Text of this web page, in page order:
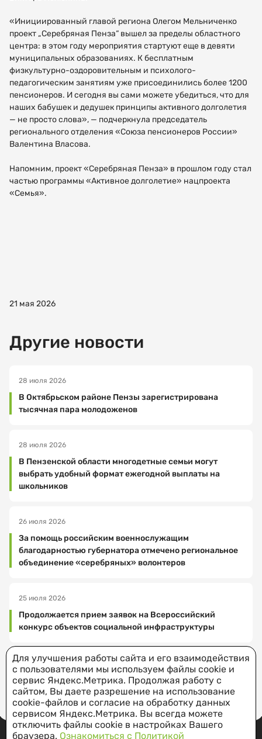
«Инициированный главой региона Олегом Мельниченко
проект „Серебряная Пенза“ вышел за пределы областного
центра: в этом году мероприятия стартуют еще в девяти
муниципальных образованиях. К бесплатным
физкультурно-оздоровительным и психолого-
педагогическим занятиям уже присоединились более 1200
пенсионеров. И сегодня вы сами можете убедиться, что для
наших бабушек и дедушек принципы активного долголетия
— не просто слова», — подчеркнула председатель
регионального отделения «Союза пенсионеров России»
Валентина Власова.
Напомним, проект «Серебряная Пенза» в прошлом году стал
частью программы «Активное долголетие» нацпроекта
«Семья».
21 мая 2026
Другие новости
28 июля 2026
В Октябрьском районе Пензы зарегистрирована
тысячная пара молодоженов
28 июля 2026
В Пензенской области многодетные семьи могут
выбрать удобный формат ежегодной выплаты на
школьников
26 июля 2026
За помощь российским военнослужащим
благодарностью губернатора отмечено региональное
объединение «серебряных» волонтеров
25 июля 2026
Продолжается прием заявок на Всероссийский
конкурс объектов социальной инфраструктуры
ВСЕ НОВОСТИ
посещения
Я соглашаюсь
на обработку
и хранение
персональных
данных
МНЕ ВСЕ
Для улучшения работы сайта и его взаимодействия
с пользователями мы используем файлы cookie и
сервис Яндекс.Метрика. Продолжая работу с
сайтом, Вы даете разрешение на использование
cookie-файлов и согласие на обработку данных
сервисом Яндекс.Метрика. Вы всегда можете
отключить файлы cookie в настройках Вашего
браузера. Ознакомиться с Политикой